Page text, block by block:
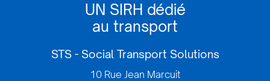
UN SIRH dédié
au transport
STS - Social Transport Solutions
10 Rue Jean Marcuit